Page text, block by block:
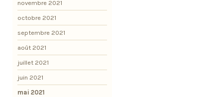
novembre 2021
octobre 2021
septembre 2021
août 2021
juillet 2021
juin 2021
mai 2021